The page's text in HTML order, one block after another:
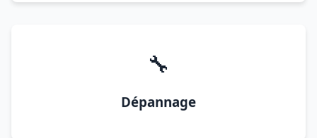
🔧
Dépannage